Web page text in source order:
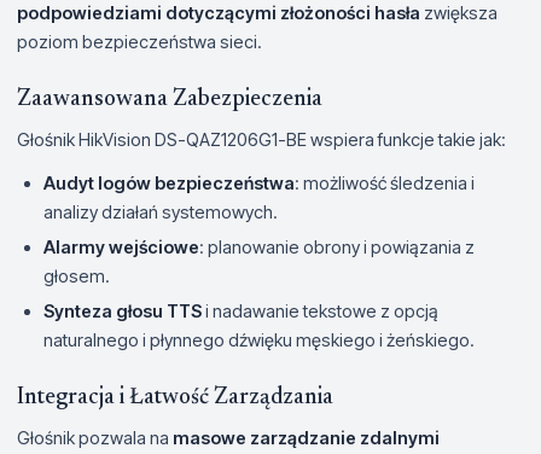
podpowiedziami dotyczącymi złożoności hasła zwiększa
poziom bezpieczeństwa sieci.
Zaawansowana Zabezpieczenia
Głośnik HikVision DS-QAZ1206G1-BE wspiera funkcje takie jak:
Audyt logów bezpieczeństwa: możliwość śledzenia i
analizy działań systemowych.
Alarmy wejściowe: planowanie obrony i powiązania z
głosem.
Synteza głosu TTSi nadawanie tekstowe z opcją
naturalnego i płynnego dźwięku męskiego i żeńskiego.
Integracja i Łatwość Zarządzania
Głośnik pozwala na masowe zarządzanie zdalnymi